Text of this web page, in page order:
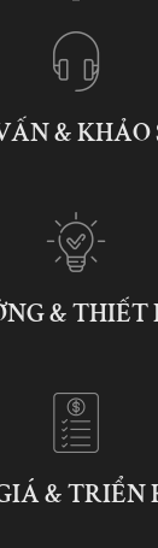
& KHẢO
& THIẾT
& TRIỂN